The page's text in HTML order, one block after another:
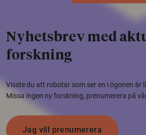
Nyhetsbrev med
forskning
Visste du att robotar som ser en i ögonen är
Missa ingen ny forskning, prenumerera på
Jag vill prenumerera